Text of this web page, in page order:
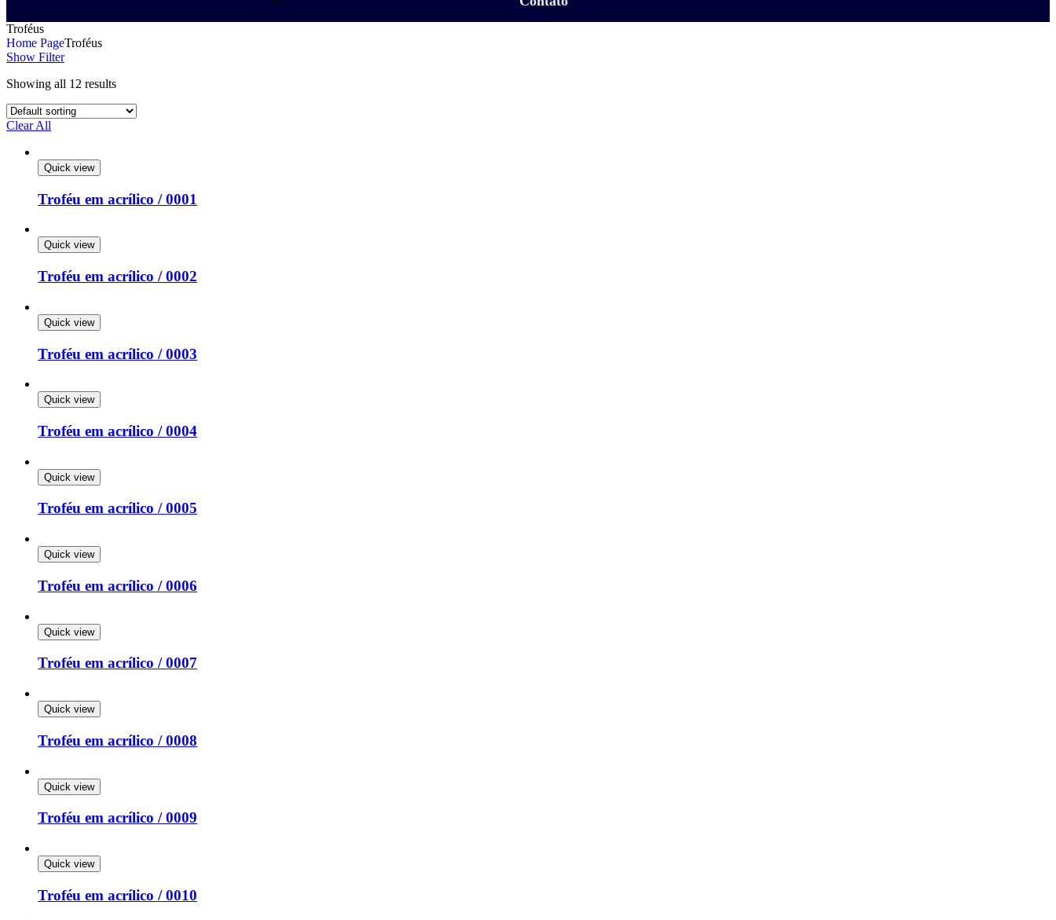
Troféus
Home PageTroféus
Show Filter
Showing all 12 results
Clear All
Quick view
Troféu em acrílico / 0001
Quick view
Troféu em acrílico / 0002
Quick view
Troféu em acrílico / 0003
Quick view
Troféu em acrílico / 0004
Quick view
Troféu em acrílico / 0005
Quick view
Troféu em acrílico / 0006
Quick view
Troféu em acrílico / 0007
Quick view
Troféu em acrílico / 0008
Quick view
Troféu em acrílico / 0009
Quick view
Troféu em acrílico / 0010